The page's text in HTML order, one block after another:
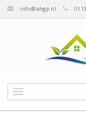
: info@ahgp.nl :